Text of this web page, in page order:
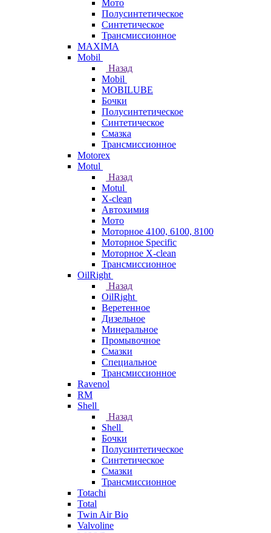
Мото
Полусинтетическое
Синтетическое
Трансмиссионное
MAXIMA
Mobil
Назад
Mobil
MOBILUBE
Бочки
Полусинтетическое
Синтетическое
Смазка
Трансмиссионное
Motorex
Motul
Назад
Motul
X-clean
Автохимия
Мото
Моторное 4100, 6100, 8100
Моторное Specific
Моторное X-clean
Трансмиссионное
OilRight
Назад
OilRight
Веретенное
Дизельное
Минеральное
Промывочное
Смазки
Специальное
Трансмиссионное
Ravenol
RM
Shell
Назад
Shell
Бочки
Полусинтетическое
Синтетическое
Смазки
Трансмиссионное
Totachi
Total
Twin Air Bio
Valvoline